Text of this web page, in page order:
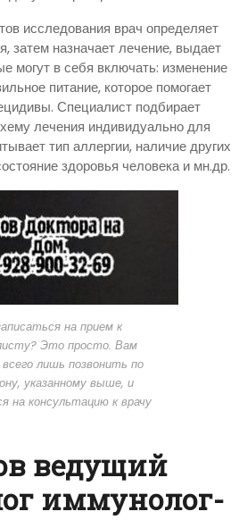
исследования врач определяет
затем назначает лечение, выдает
могут в себя включать: изменение
питание, которое помогает
Специалист подбирает
лечения индивидуально для
тип аллергии, наличие других
здоровья человека и мн.др.
на прием к
Это просто. Вам
лишь позвонить по
указанному выше, и
на консультацию к врачу
ведущий
иммунолог-